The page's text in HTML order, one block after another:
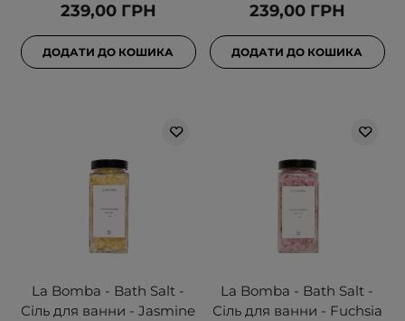
239,00 ГРН
ДОДАТИ ДО КОШИКА
239,00 ГРН
ДОДАТИ ДО КОШИКА
La Bomba - Bath Salt -
Сіль для ванни - Jasmine
La Bomba - Bath Salt -
Сіль для ванни - Fuchsia